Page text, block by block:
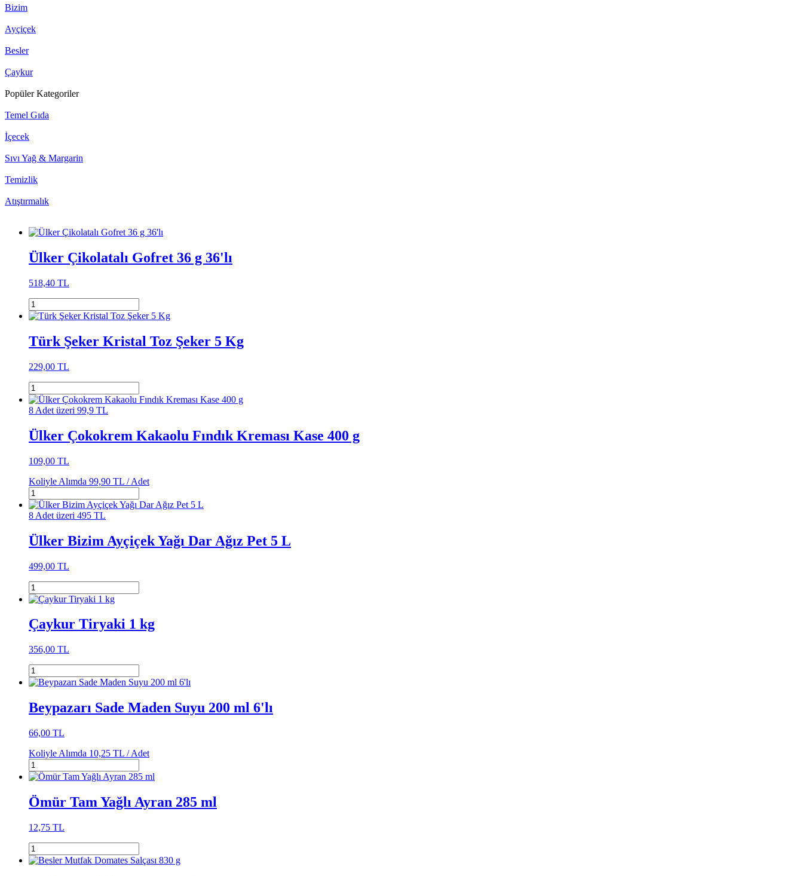
Bizim
Ayçiçek
Besler
Çaykur
Popüler Kategoriler
Temel Gıda
İçecek
Sıvı Yağ & Margarin
Temizlik
Atıştırmalık
Ülker Çikolatalı Gofret 36 g 36'lı
518,40 TL
Türk Şeker Kristal Toz Şeker 5 Kg
229,00 TL
8 Adet üzeri 99,9 TL
Ülker Çokokrem Kakaolu Fındık Kreması Kase 400 g
109,00 TL
Koliyle Alımda 99,90 TL /Adet
8 Adet üzeri 495 TL
Ülker Bizim Ayçiçek Yağı Dar Ağız Pet 5 L
499,00 TL
Çaykur Tiryaki 1 kg
356,00 TL
Beypazarı Sade Maden Suyu 200 ml 6'lı
66,00 TL
Koliyle Alımda 10,25 TL /Adet
Ömür Tam Yağlı Ayran 285 ml
12,75 TL